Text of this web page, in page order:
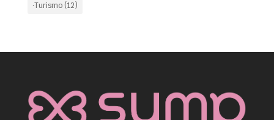
·Turismo(12)